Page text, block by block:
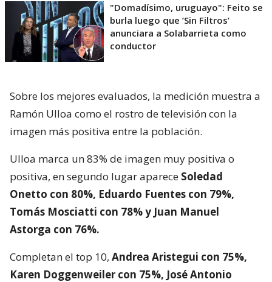
"Domadísimo, uruguayo": Feito se
burla luego que ’Sin Filtros’
anunciara a Solabarrieta como
conductor
Sobre los mejores evaluados, la medición muestra a
Ramón Ulloa como el rostro de televisión con la
imagen más positiva entre la población.
Ulloa marca un 83% de imagen muy positiva o
positiva, en segundo lugar aparece Soledad
Onetto con 80%, Eduardo Fuentes con 79%,
Tomás Mosciatti con 78% y Juan Manuel
Astorga con 76%.
Completan el top 10, Andrea Aristegui con 75%,
Karen Doggenweiler con 75%, José Antonio